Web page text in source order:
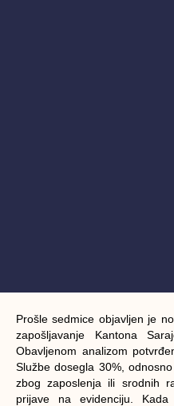
Prošle sedmice objavljen je
zapošljavanje Kantona
Obavljenom analizom
Službe dosegla 30%,
zbog zaposlenja ili srodnih
prijave na evidenciju.